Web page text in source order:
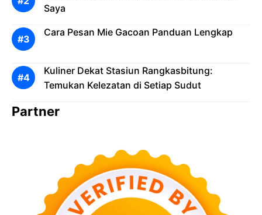
Saya
Cara Pesan Mie Gacoan Panduan Lengkap
Kuliner Dekat Stasiun Rangkasbitung:
Temukan Kelezatan di Setiap Sudut
Partner